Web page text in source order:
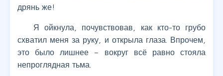
дрянь же!
Я ойкнула, почувствовав, как кто-то грубо
схватил меня за руку, и открыла глаза. Впрочем,
это было лишнее – вокруг всё равно стояла
непроглядная тьма.